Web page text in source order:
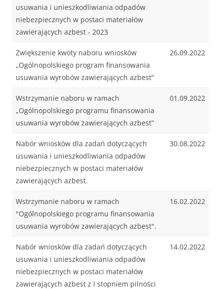
usuwania i unieszkodliwiania odpadów
niebezpiecznych w postaci materiałów
zawierających azbest - 2023
Zwiększenie kwoty naboru wniosków
„Ogólnopolskiego program finansowania
usuwania wyrobów zawierających azbest”
26.09.2022
Wstrzymanie naboru w ramach
„Ogólnopolskiego programu finansowania
usuwania wyrobów zawierających azbest”
01.09.2022
Nabór wniosków dla zadań dotyczących
usuwania i unieszkodliwiania odpadów
niebezpiecznych w postaci materiałów
zawierających azbest.
30.08.2022
Wstrzymanie naboru w ramach
"Ogólnopolskiego programu finansowania
usuwania wyrobów zawierających azbest".
16.02.2022
Nabór wniosków dla zadań dotyczących
usuwania i unieszkodliwiania odpadów
niebezpiecznych w postaci materiałów
zawierających azbest z I stopniem pilności
14.02.2022